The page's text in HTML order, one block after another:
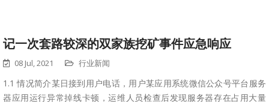
记一次套路较深的双家族挖矿事件应急响应
08 Jul, 2021 行业新闻
1.1 情况简介某日接到用户电话，用户某应用系统微信公众号平台服务
器应用运行异常掉线卡顿，运维人员检查后发现服务器存在占用大量